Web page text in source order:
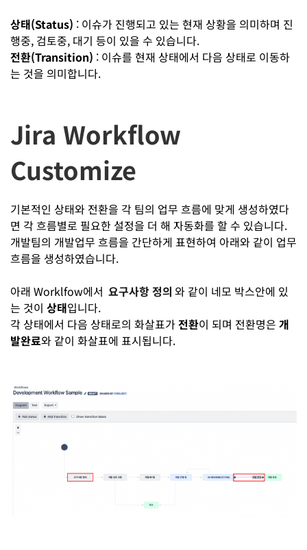
상태(Status) : 이슈가 진행되고 있는 현재 상황을 의미하며 진
행중, 검토중, 대기 등이 있을 수 있습니다.
전환(Transition) : 이슈를 현재 상태에서 다음 상태로 이동하
는 것을 의미합니다.
Jira Workflow
Customize
기본적인 상태와 전환을 각 팀의 업무 흐름에 맞게 생성하였다
면 각 흐름별로 필요한 설정을 더 해 자동화를 할 수 있습니다.
개발팀의 개발업무 흐름을 간단하게 표현하여 아래와 같이 업무
흐름을 생성하였습니다.
아래 Worklfow에서 요구사항 정의 와 같이 네모 박스안에 있
는 것이 상태입니다.
각 상태에서 다음 상태로의 화살표가전환이 되며 전환명은 개
발완료와 같이 화살표에 표시됩니다.